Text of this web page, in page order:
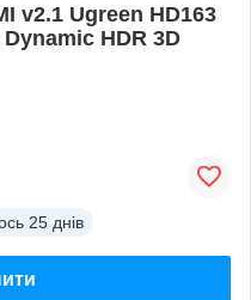
v2.1 Ugreen HD163
HDR 3D
25 днів